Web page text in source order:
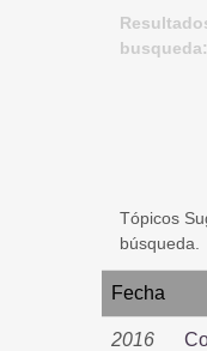
Tópicos
búsqueda.
Fecha
2016